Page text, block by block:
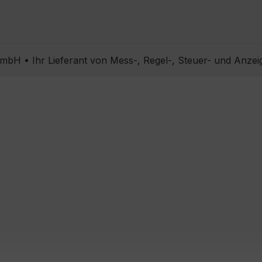
• Ihr Lieferant von Mess-, Regel-, Steuer- und